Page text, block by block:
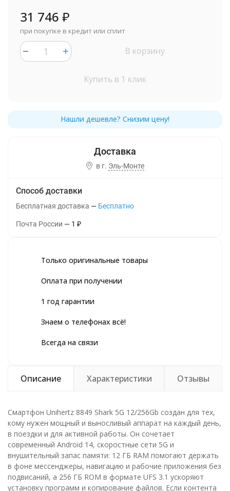
31 746 ₽
при покупке в кредит или сплит
В корзину
Купить в 1 клик
в г. Эль-Монте
Способ доставки
Бесплатная доставка Бесплатно
Почта России 1 ₽
Только оригинальные товары
Оплата при получении
1 год гарантии
Знаем о телефонах всё!
Всегда на связи
Описание Характеристики Отзывы
Смартфон Unihertz 8849 Shark 5G 12/256Gb создан для тех,
кому нужен мощный и выносливый аппарат на каждый день,
в поездки и для активной работы. Он сочетает
современный Android 14, скоростные сети 5G и
внушительный запас памяти: 12 ГБ RAM помогают держать
в фоне мессенджеры, навигацию и рабочие приложения без
подвисаний, а 256 ГБ ROM в формате UFS 3.1 ускоряют
установку программ и копирование файлов. Если контента